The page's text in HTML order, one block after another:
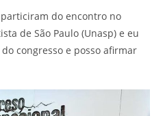
do encontro no
de São Paulo (Unasp) e eu
congresso e posso afirmar